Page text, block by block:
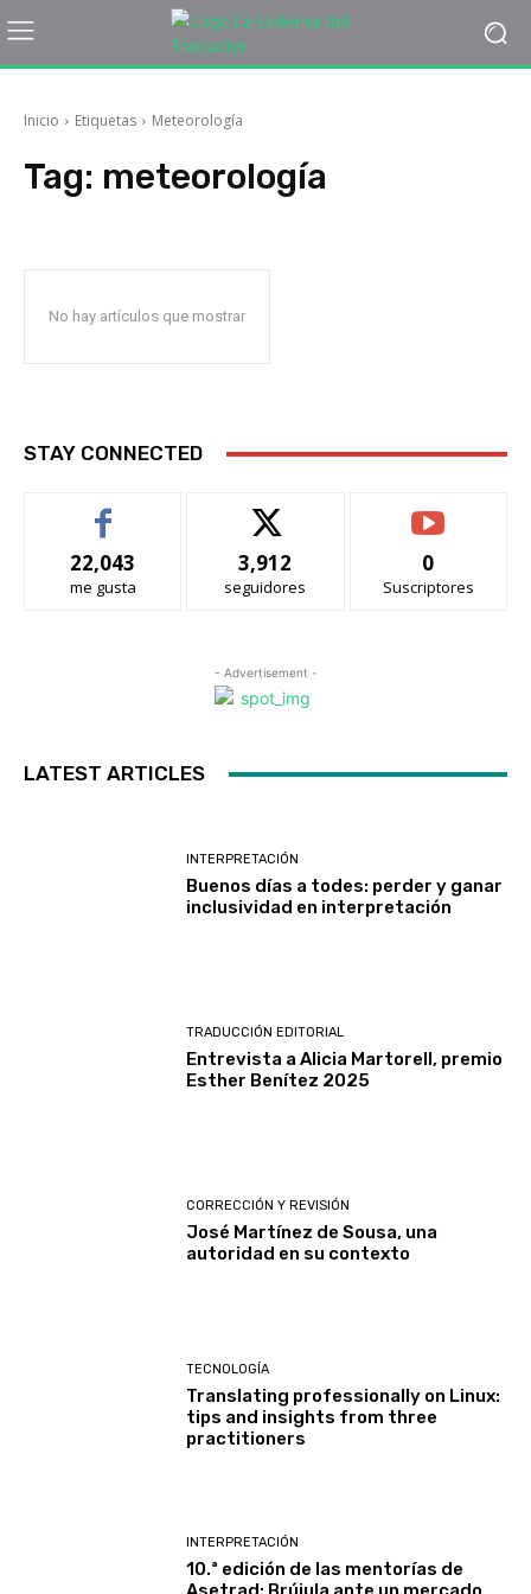
Inicio Etiquetas Meteorología
Tag: meteorología
No hay artículos que mostrar
STAY CONNECTED
22,043
me gusta
3,912
seguidores
0
Suscriptores
- Advertisement -
LATEST ARTICLES
INTERPRETACIÓN
Buenos días a todes: perder y ganar
inclusividad en interpretación
TRADUCCIÓN EDITORIAL
Entrevista a Alicia Martorell, premio
Esther Benítez 2025
CORRECCIÓN Y REVISIÓN
José Martínez de Sousa, una
autoridad en su contexto
TECNOLOGÍA
Translating professionally on Linux:
tips and insights from three
practitioners
INTERPRETACIÓN
10.ª edición de las mentorías de